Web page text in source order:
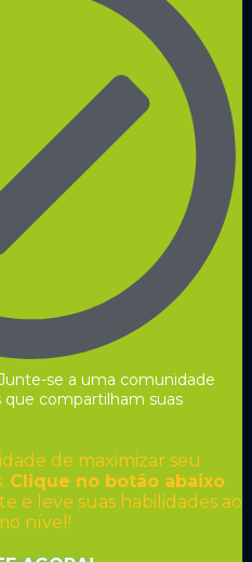
se a uma comunidade
que compartilham suas
de maximizar seu
Clique no botão abaixo
e leve suas habilidades ao
nível!